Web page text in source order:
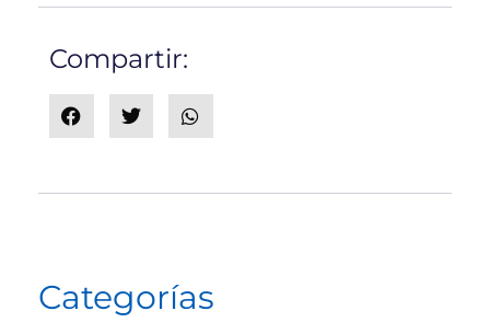
Compartir:
Categorías